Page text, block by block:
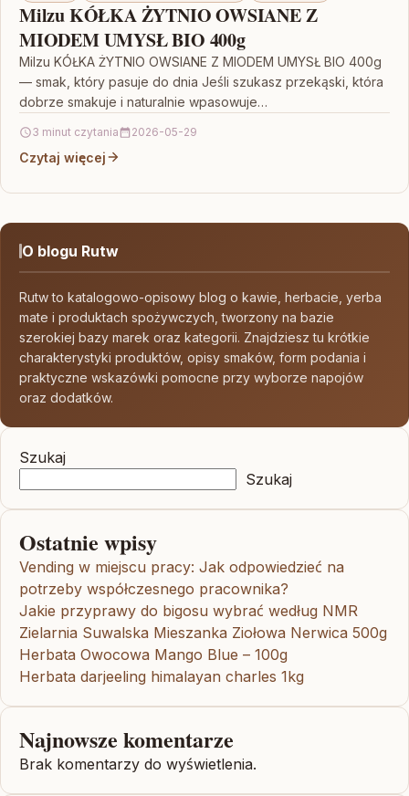
Milzu KÓŁKA ŻYTNIO OWSIANE Z
MIODEM UMYSŁ BIO 400g
Milzu KÓŁKA ŻYTNIO OWSIANE Z MIODEM UMYSŁ BIO 400g
— smak, który pasuje do dnia Jeśli szukasz przekąski, która
dobrze smakuje i naturalnie wpasowuje…
3 minut czytania 2026-05-29
Czytaj więcej
O blogu Rutw
Rutw to katalogowo-opisowy blog o kawie, herbacie, yerba
mate i produktach spożywczych, tworzony na bazie
szerokiej bazy marek oraz kategorii. Znajdziesz tu krótkie
charakterystyki produktów, opisy smaków, form podania i
praktyczne wskazówki pomocne przy wyborze napojów
oraz dodatków.
Szukaj
Szukaj
Ostatnie wpisy
Vending w miejscu pracy: Jak odpowiedzieć na
potrzeby współczesnego pracownika?
Jakie przyprawy do bigosu wybrać według NMR
Zielarnia Suwalska Mieszanka Ziołowa Nerwica 500g
Herbata Owocowa Mango Blue – 100g
Herbata darjeeling himalayan charles 1kg
Najnowsze komentarze
Brak komentarzy do wyświetlenia.